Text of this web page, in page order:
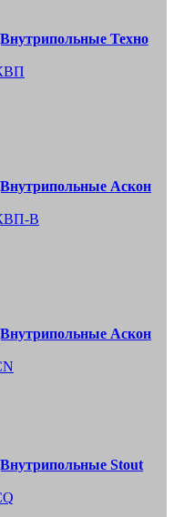
Техно
Аскон
В
Аскон
Stout